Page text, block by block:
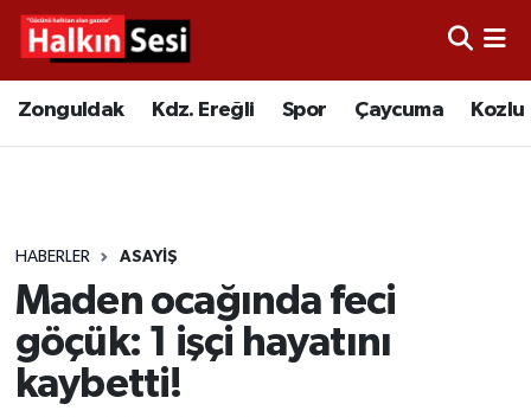
Zonguldak Kdz. Ereğli Spor Çaycuma Kozlu
HABERLER ASAYIŞ
Maden ocağında feci
göçük: 1 işçi hayatını
kaybetti!
Video
Çaycuma
Alaplı
Asayiş
Merkez Hava Durumu
Süper Lig Puan Durumu ve Fikstür
Tüm Manşetler
Son Dakika Haberleri